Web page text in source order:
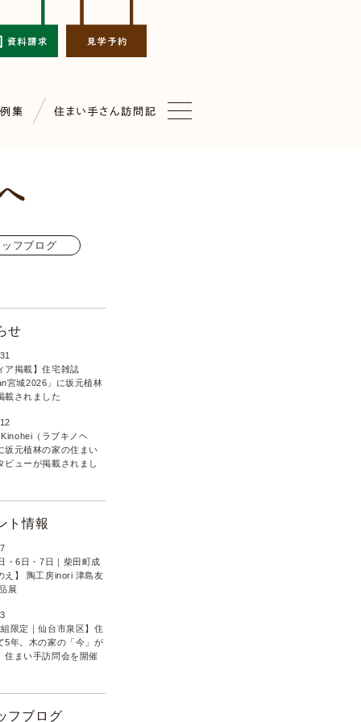
ッフブログ
せ
ア掲載】住宅雑誌
宮城2026」に坂元植林
載されました
Kinohei（ラブキノヘ
坂元植林の家の住まい
ビューが掲載されまし
ト情報
・6日・7日｜柴田町成
え】 陶工房inori 津島友
展
組限定｜仙台市泉区】住
5年。木の家の「今」が
住まい手訪問会を開催
フブログ